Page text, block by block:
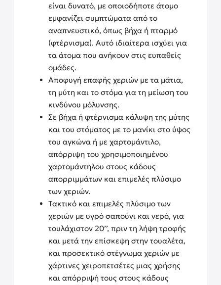
είναι δυνατό, με οποιοδήποτε άτομο
εμφανίζει συμπτώματα από το
αναπνευστικό, όπως βήχα ή πταρμό
(φτέρνισμα). Αυτό ιδιαίτερα ισχύει για
τα άτομα που ανήκουν στις ευπαθείς
ομάδες.
Αποφυγή επαφής χεριών με τα μάτια,
τη μύτη και το στόμα για τη μείωση του
κινδύνου μόλυνσης.
Σε βήχα ή φτέρνισμα κάλυψη της μύτης
και του στόματος με το μανίκι στο ύψος
του αγκώνα ή με χαρτομάντιλο,
απόρριψη του χρησιμοποιημένου
χαρτομάντηλου στους κάδους
απορριμμάτων και επιμελές πλύσιμο
των χεριών.
Τακτικό και επιμελές πλύσιμο των
χεριών με υγρό σαπούνι και νερό, για
τουλάχιστον 20’’, πριν τη λήψη τροφής
και μετά την επίσκεψη στην τουαλέτα,
και προσεκτικό στέγνωμα χεριών με
χάρτινες χειροπετσέτες μιας χρήσης
και απόρριψή τους στους κάδους